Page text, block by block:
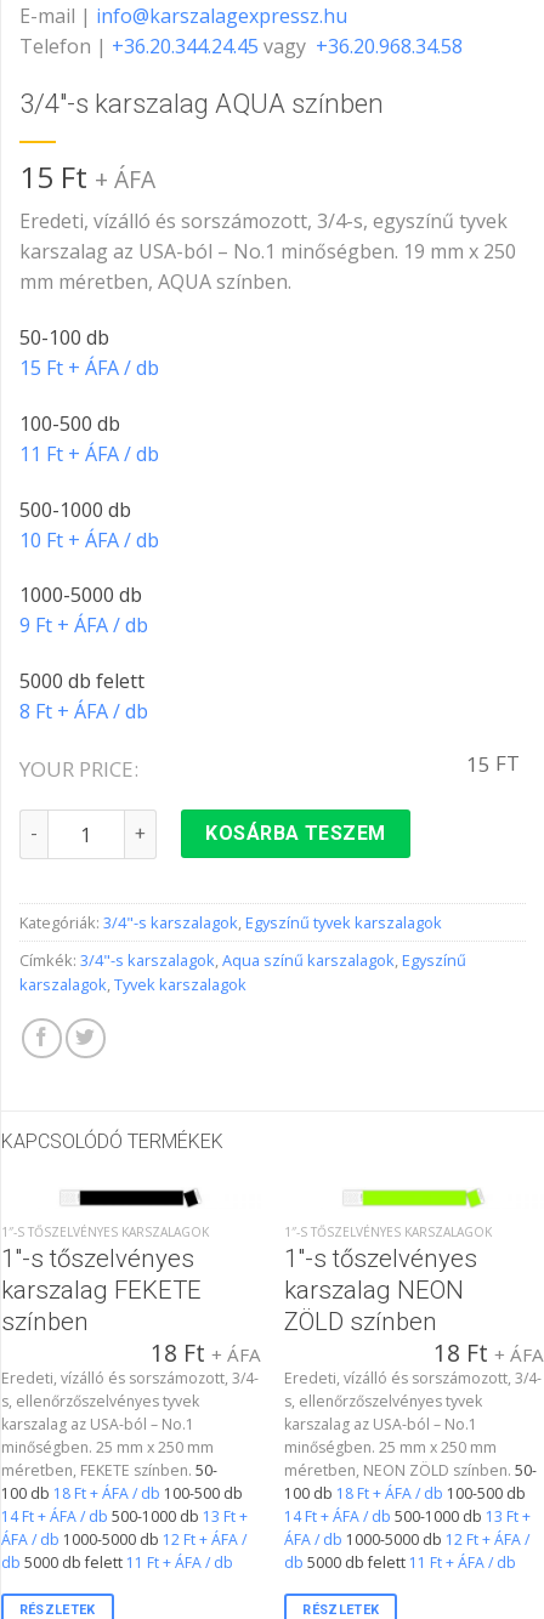
E-mail | info@karszalagexpressz.hu
Telefon | +36.20.344.24.45 vagy +36.20.968.34.58
3/4″-s karszalag AQUA színben
15 Ft + ÁFA
Eredeti, vízálló és sorszámozott, 3/4-s, egyszínű tyvek
karszalag az USA-ból – No.1 minőségben. 19 mm x 250
mm méretben, AQUA színben.
50-100 db
15 Ft + ÁFA / db
100-500 db
11 Ft + ÁFA / db
500-1000 db
10 Ft + ÁFA / db
1000-5000 db
9 Ft + ÁFA / db
5000 db felett
8 Ft + ÁFA / db
YOUR PRICE: 15 FT
3/4"-s karszalag AQUA színben mennyiség
KOSÁRBA TESZEM
Kategóriák: 3/4"-s karszalagok,Egyszínű tyvek karszalagok
Címkék: 3/4"-s karszalagok,Aqua színű karszalagok,Egyszínű
karszalagok,Tyvek karszalagok
KAPCSOLÓDÓ TERMÉKEK
1″-S TŐSZELVÉNYES KARSZALAGOK
1″-s tőszelvényes
karszalag FEKETE
színben
18 Ft + ÁFA
Eredeti, vízálló és sorszámozott, 3/4-
s, ellenőrzőszelvényes tyvek
karszalag az USA-ból – No.1
minőségben. 25 mm x 250 mm
méretben, FEKETE színben. 50-
100 db 18 Ft + ÁFA / db 100-500 db
14 Ft + ÁFA / db 500-1000 db 13 Ft +
ÁFA / db 1000-5000 db 12 Ft + ÁFA /
db 5000 db felett 11 Ft + ÁFA / db
RÉSZLETEK
1″-S TŐSZELVÉNYES KARSZALAGOK
1″-s tőszelvényes
karszalag NEON
ZÖLD színben
18 Ft + ÁFA
Eredeti, vízálló és sorszámozott, 3/4-
s, ellenőrzőszelvényes tyvek
karszalag az USA-ból – No.1
minőségben. 25 mm x 250 mm
méretben, NEON ZÖLD színben.50-
100 db 18 Ft + ÁFA / db 100-500 db
14 Ft + ÁFA / db 500-1000 db 13 Ft +
ÁFA / db 1000-5000 db 12 Ft + ÁFA /
db 5000 db felett 11 Ft + ÁFA / db
RÉSZLETEK